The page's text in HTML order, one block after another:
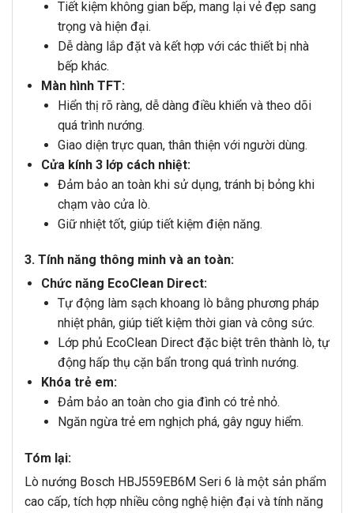
Tiết kiệm không gian bếp, mang lại vẻ đẹp sang
trọng và hiện đại.
Dễ dàng lắp đặt và kết hợp với các thiết bị nhà
bếp khác.
Màn hình TFT:
Hiển thị rõ ràng, dễ dàng điều khiển và theo dõi
quá trình nướng.
Giao diện trực quan, thân thiện với người dùng.
Cửa kính 3 lớp cách nhiệt:
Đảm bảo an toàn khi sử dụng, tránh bị bỏng khi
chạm vào cửa lò.
Giữ nhiệt tốt, giúp tiết kiệm điện năng.
3. Tính năng thông minh và an toàn:
Chức năng EcoClean Direct:
Tự động làm sạch khoang lò bằng phương pháp
nhiệt phân, giúp tiết kiệm thời gian và công sức.
Lớp phủ EcoClean Direct đặc biệt trên thành lò, tự
động hấp thụ cặn bẩn trong quá trình nướng.
Khóa trẻ em:
Đảm bảo an toàn cho gia đình có trẻ nhỏ.
Ngăn ngừa trẻ em nghịch phá, gây nguy hiểm.
Tóm lại:
Lò nướng Bosch HBJ559EB6M Seri 6 là một sản phẩm
cao cấp, tích hợp nhiều công nghệ hiện đại và tính năng